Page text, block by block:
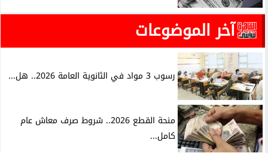
آخر الموضوعات
رسوب 3 مواد في الثانوية العامة 2026.. هل...
منحة القطع 2026.. شروط صرف معاش عام
كامل...